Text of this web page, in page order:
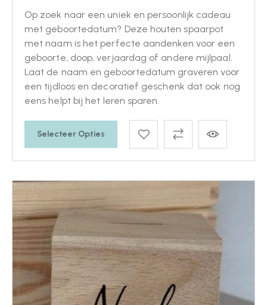
Op zoek naar een uniek en persoonlijk cadeau
met geboortedatum? Deze houten spaarpot
met naam is het perfecte aandenken voor een
geboorte, doop, verjaardag of andere mijlpaal.
Laat de naam en geboortedatum graveren voor
een tijdloos en decoratief geschenk dat ook nog
eens helpt bij het leren sparen.
Selecteer Opties